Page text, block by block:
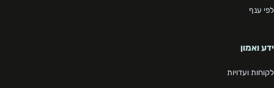
לפי ענף
ידע ואמון
לקוחות ועדויות